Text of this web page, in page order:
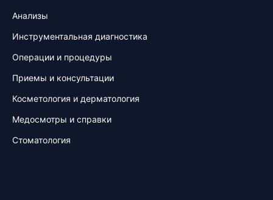
Анализы
Инструментальная диагностика
Операции и процедуры
Приемы и консультации
Косметология и дерматология
Медосмотры и справки
Стоматология